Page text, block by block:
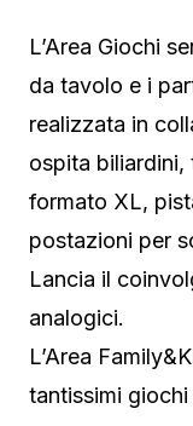
L’Area Giochi
da tavolo e i
realizzata in
ospita
formato XL,
postazioni per
Lancia il
analogici.
L’Area
tantissimi